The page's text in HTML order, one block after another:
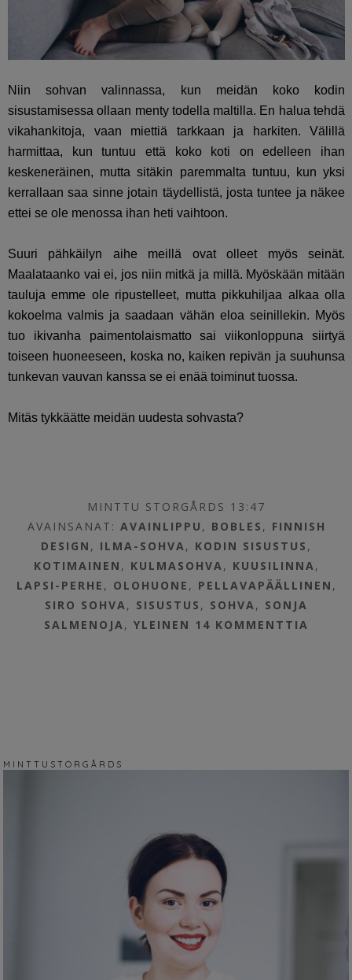
Niin sohvan valinnassa, kun meidän koko kodin
sisustamisessa ollaan menty todella maltilla. En halua tehdä
vikahankitoja, vaan miettiä tarkkaan ja harkiten. Välillä
harmittaa, kun tuntuu että koko koti on edelleen ihan
keskeneräinen, mutta sitäkin paremmalta tuntuu, kun yksi
kerrallaan saa sinne jotain täydellistä, josta tuntee ja näkee
ettei se ole menossa ihan heti vaihtoon.
Suuri pähkäilyn aihe meillä ovat olleet myös seinät.
Maalataanko vai ei, jos niin mitkä ja millä. Myöskään mitään
tauluja emme ole ripustelleet, mutta pikkuhiljaa alkaa olla
kokoelma valmis ja saadaan vähän eloa seinillekin. Myös
tuo ikivanha paimentolaismatto sai viikonloppuna siirtyä
toiseen huoneeseen, koska no, kaiken repivän ja suuhunsa
tunkevan vauvan kanssa se ei enää toiminut tuossa.
Mitäs tykkäätte meidän uudesta sohvasta?
MINTTU STORGÅRDS 13:47
AVAINSANAT: AVAINLIPPU , BOBLES , FINNISH
DESIGN , ILMA-SOHVA, KODIN SISUSTUS ,
KOTIMAINEN , KULMASOHVA, KUUSILINNA,
LAPSI-PERHE , OLOHUONE , PELLAVAPÄÄLLINEN ,
SIRO SOHVA, SISUSTUS , SOHVA, SONJA
SALMENOJA,YLEINEN 14 KOMMENTTIA
M I N T T U S T O R G Å R D S